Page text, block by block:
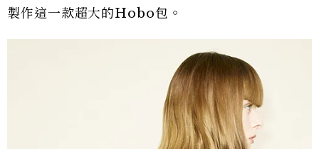
製作這一款超大的Hobo包。